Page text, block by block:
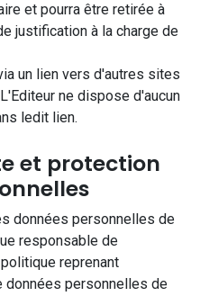
et pourra être retirée à
justification à la charge de
un lien vers d'autres sites
ne dispose d'aucun
ledit lien.
et protection
données personnelles de
responsable de
reprenant
données personnelles de